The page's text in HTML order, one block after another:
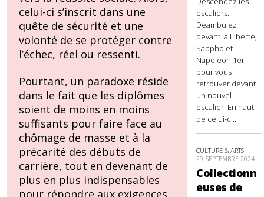
celui-ci s’inscrit dans une
quête de sécurité et une
volonté de se protéger contre
l’échec, réel ou ressenti.
Pourtant, un paradoxe réside
dans le fait que les diplômes
soient de moins en moins
suffisants pour faire face au
chômage de masse et à la
précarité des débuts de
carrière, tout en devenant de
plus en plus indispensables
pour répondre aux exigences
escaliers.
Déambulez
devant la Liberté,
Sappho et
Napoléon 1er
pour vous
retrouver devant
un nouvel
escalier. En haut
de celui-ci...
CULTURE & ARTS
29 SEPTEMBRE 2024
Collectionn
euses de